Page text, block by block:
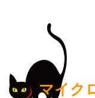
マイク